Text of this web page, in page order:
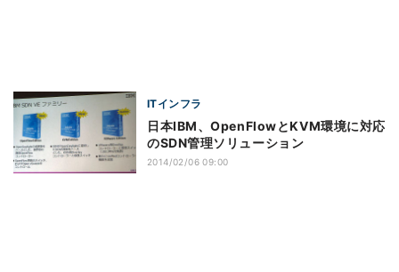
ITインフラ
日本IBM、OpenFlowとKVM環境に対応
のSDN管理ソリューション
2014/02/06 09:00